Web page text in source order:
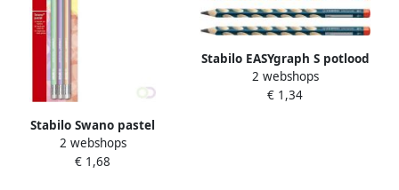
Stabilo Swano pastel
potlood HB met gom blister
van 6 stuks in
2 webshops
€ 1,68
Stabilo EASYgraph S potlood
HB 3 15 mm voor
rechtshandigen petrol
2 webshops
€ 1,34